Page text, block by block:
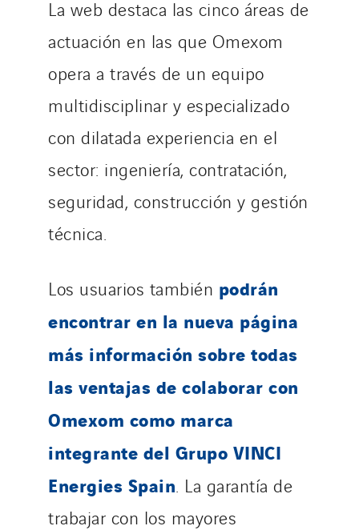
La web destaca las cinco áreas de
actuación en las que Omexom
opera a través de un equipo
multidisciplinar y especializado
con dilatada experiencia en el
sector: ingeniería, contratación,
seguridad, construcción y gestión
técnica.
Los usuarios también podrán
encontrar en la nueva página
más información sobre todas
las ventajas de colaborar con
Omexom como marca
integrante del Grupo VINCI
Energies Spain . La garantía de
trabajar con los mayores